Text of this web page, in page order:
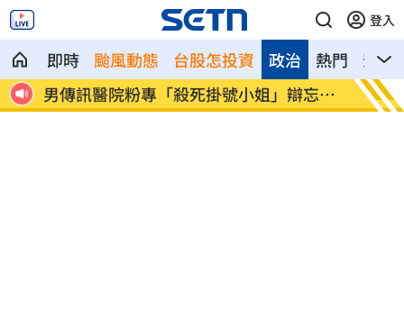
登入
即時 颱風動態 台股怎投資 熱門 影音
政治
光
男傳訊醫院粉專「殺死掛號小姐」辯忘吃
藥
晚飯